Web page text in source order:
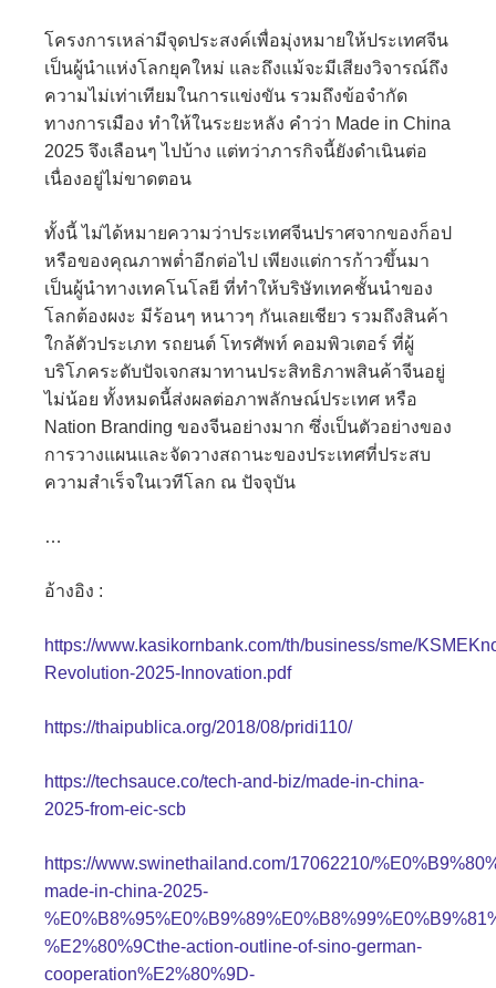
โครงการเหล่ามีจุดประสงค์เพื่อมุ่งหมายให้ประเทศจีน
เป็นผู้นำแห่งโลกยุคใหม่ และถึงแม้จะมีเสียงวิจารณ์ถึง
ความไม่เท่าเทียมในการแข่งขัน รวมถึงข้อจำกัด
ทางการเมือง ทำให้ในระยะหลัง คำว่า Made in China
2025 จึงเลือนๆ ไปบ้าง แต่ทว่าภารกิจนี้ยังดำเนินต่อ
เนื่องอยู่ไม่ขาดตอน
ทั้งนี้ ไม่ได้หมายความว่าประเทศจีนปราศจากของก็อป
หรือของคุณภาพต่ำอีกต่อไป เพียงแต่การก้าวขึ้นมา
เป็นผู้นำทางเทคโนโลยี ที่ทำให้บริษัทเทคชั้นนำของ
โลกต้องผงะ มีร้อนๆ หนาวๆ กันเลยเชียว รวมถึงสินค้า
ใกล้ตัวประเภท รถยนต์ โทรศัพท์ คอมพิวเตอร์ ที่ผู้
บริโภคระดับปัจเจกสมาทานประสิทธิภาพสินค้าจีนอยู่
ไม่น้อย ทั้งหมดนี้ส่งผลต่อภาพลักษณ์ประเทศ หรือ
Nation Branding ของจีนอย่างมาก ซึ่งเป็นตัวอย่างของ
การวางแผนและจัดวางสถานะของประเทศที่ประสบ
ความสำเร็จในเวทีโลก ณ ปัจจุบัน
…
อ้างอิง :
https://www.kasikornbank.com/th/business/sme/
Revolution-2025-Innovation.pdf
https://thaipublica.org/2018/08/pridi110/
https://techsauce.co/tech-and-biz/made-in-china-
2025-from-eic-scb
https://www.swinethailand.com/17062210/
made-in-china-2025-
%E2%80%9Cthe-action-outline-of-sino-german-
cooperation%E2%80%9D-